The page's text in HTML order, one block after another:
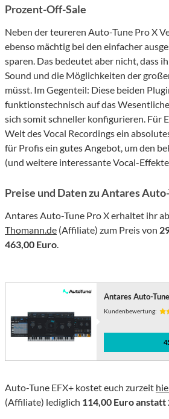
Prozent-Off-Sale
Neben der teureren Auto-Tune Pro X
ebenso mächtig bei den einfacher
sparen. Das bedeutet aber nicht, dass
Sound und die Möglichkeiten der
müsst. Im Gegenteil: Diese beiden
funktionstechnisch auf das
sich somit schneller konfigurieren. Für
Welt des Vocal Recordings ein
für Profis ein gutes Angebot, um den
(und weitere interessante Vocal-
Preise und Daten zu Antares
Antares Auto-Tune Pro X erhaltet ihr
Thomann.de (Affiliate) zum Preis von
463,00 Euro.
Antares Auto-
Kundenbewertung:
Auto-Tune EFX+ kostet euch zurzeit
(Affiliate) lediglich 114,00 Euro anstatt